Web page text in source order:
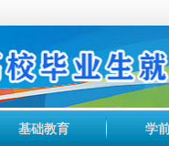
基础教育 学